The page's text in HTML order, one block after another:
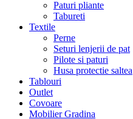
Paturi pliante
Tabureti
Textile
Perne
Seturi lenjerii de pat
Pilote si paturi
Husa protectie saltea
Tablouri
Outlet
Covoare
Mobilier Gradina